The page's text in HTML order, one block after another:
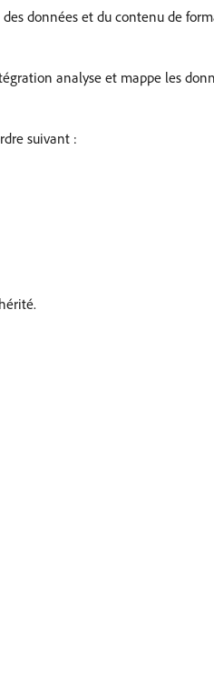
données et du contenu de
analyse et mappe les
suivant :